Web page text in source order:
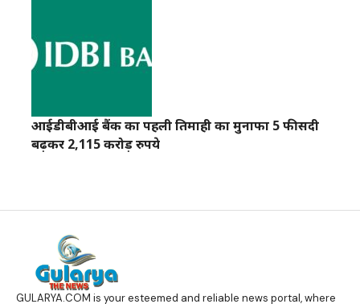
आईडीबीआई बैंक का पहली तिमाही का मुनाफा 5 फीसदी
बढ़कर 2,115 करोड़ रुपये
GULARYA.COM is your esteemed and reliable news portal, where